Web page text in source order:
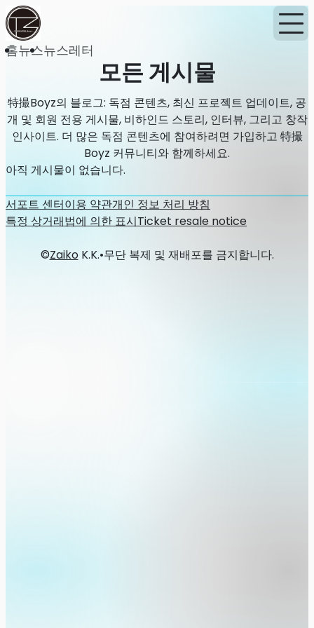
홈뉴스뉴스레터
모든 게시물
特撮Boyz의 블로그: 독점 콘텐츠, 최신 프로젝트 업데이트, 공
개 및 회원 전용 게시물, 비하인드 스토리, 인터뷰, 그리고 창작
인사이트. 더 많은 독점 콘텐츠에 참여하려면 가입하고 特撮
Boyz 커뮤니티와 함께하세요.
아직 게시물이 없습니다.
서포트 센터이용 약관개인 정보 처리 방침
특정 상거래법에 의한 표시Ticket resale notice
©ZaikoK.K.•무단 복제 및 재배포를 금지합니다.